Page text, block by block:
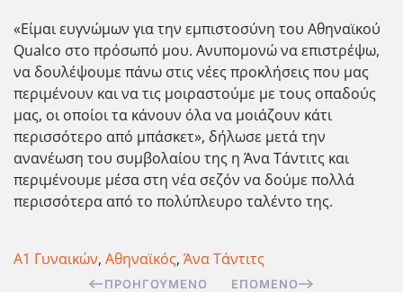
«Είμαι ευγνώμων για την εμπιστοσύνη του Αθηναϊκού
Qualco στο πρόσωπό μου. Ανυπομονώ να επιστρέψω,
να δουλέψουμε πάνω στις νέες προκλήσεις που μας
περιμένουν και να τις μοιραστούμε με τους οπαδούς
μας, οι οποίοι τα κάνουν όλα να μοιάζουν κάτι
περισσότερο από μπάσκετ», δήλωσε μετά την
ανανέωση του συμβολαίου της η Άνα Τάντιτς και
περιμένουμε μέσα στη νέα σεζόν να δούμε πολλά
περισσότερα από το πολύπλευρο ταλέντο της.
Α1 Γυναικών, Αθηναϊκός, Άνα Τάντιτς
ΠΡΟΗΓΟΎΜΕΝΟ ΕΠΌΜΕΝΟ